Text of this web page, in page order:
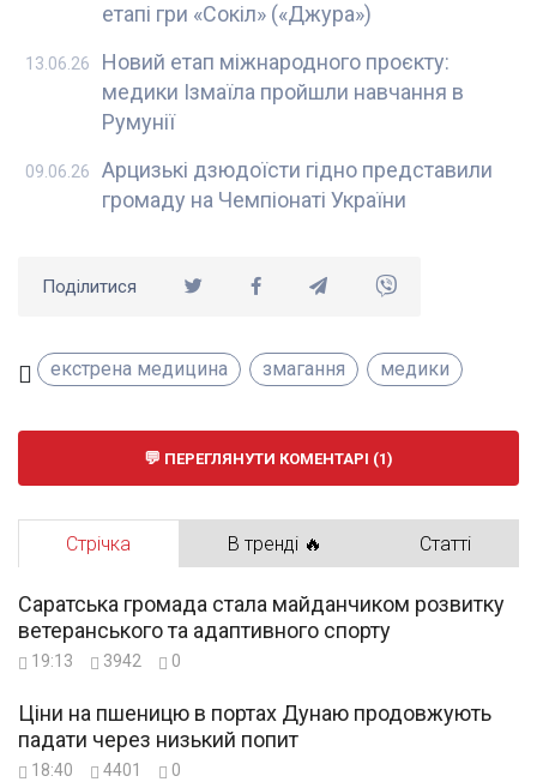
етапі гри «Сокіл» («Джура»)
Новий етап міжнародного проєкту:
медики Ізмаїла пройшли навчання в
Румунії
13.06.26
Арцизькі дзюдоїсти гідно представили
громаду на Чемпіонаті України
09.06.26
Поділитися
екстрена медицина змагання медики
ПЕРЕГЛЯНУТИ КОМЕНТАРІ (1)
Стрічка В тренді 🔥 Статті
Саратська громада стала майданчиком розвитку
ветеранського та адаптивного спорту
19:13 3942 0
Ціни на пшеницю в портах Дунаю продовжують
падати через низький попит
18:40 4401 0